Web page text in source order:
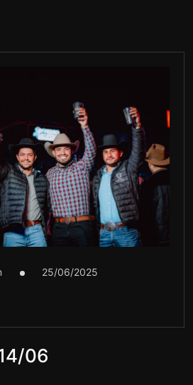
25/06/2025
06